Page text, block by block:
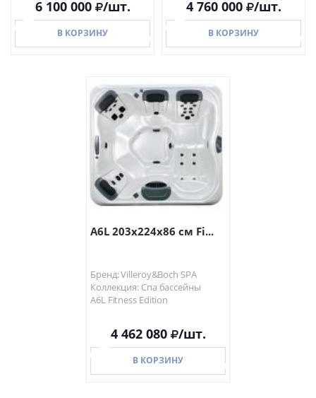
6 100 000 /шт.
В КОРЗИНУ
В КОРЗИНУ
4 760 000 /шт.
В КОРЗИНУ
В КОРЗИНУ
A6L 203x224x86 см Fi...
Бренд: Villeroy&Boch SPA
Коллекция: Спа бассейны
A6L Fitness Edition
4 462 080 /шт.
В КОРЗИНУ